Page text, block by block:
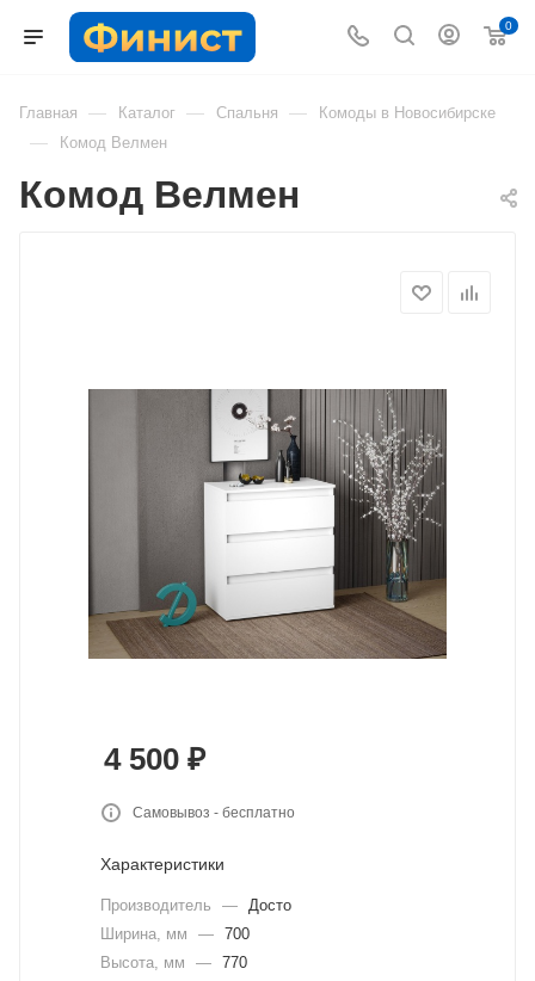
0
Главная — Каталог — Спальня — Комоды в Новосибирске
— Комод Велмен
Комод Велмен
4 500 ₽
Самовывоз - бесплатно
Характеристики
Производитель — Досто
Ширина, мм
— 700
Высота, мм
— 770